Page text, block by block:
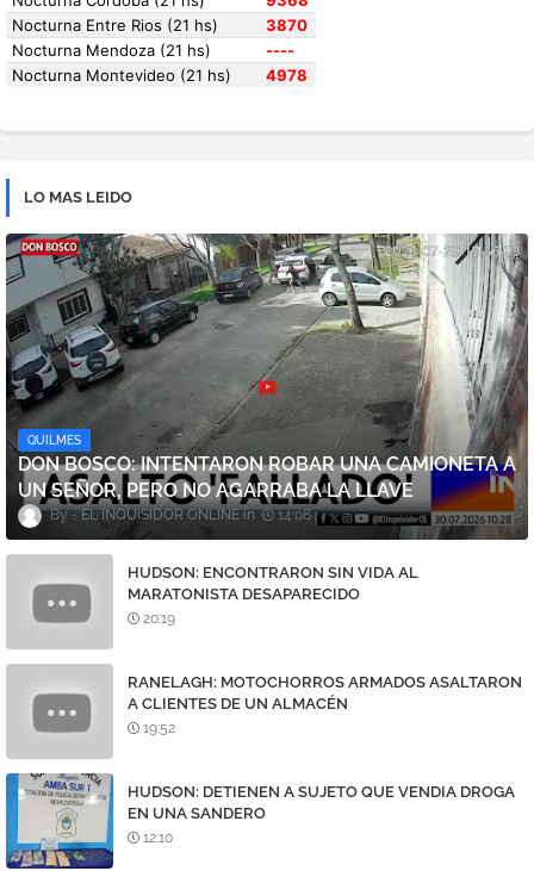
LO MAS LEIDO
QUILMES
DON BOSCO: INTENTARON ROBAR UNA CAMIONETA A
UN SEÑOR, PERO NO AGARRABA LA LLAVE
EL INQUISIDOR ONLINE 14:08
HUDSON: ENCONTRARON SIN VIDA AL
MARATONISTA DESAPARECIDO
20:19
RANELAGH: MOTOCHORROS ARMADOS ASALTARON
A CLIENTES DE UN ALMACÉN
19:52
HUDSON: DETIENEN A SUJETO QUE VENDIA DROGA
EN UNA SANDERO
12:10